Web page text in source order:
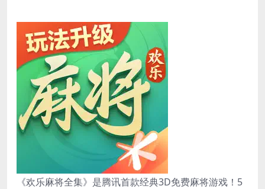
《欢乐麻将全集》是腾讯首款经典3D免费麻将游戏！5